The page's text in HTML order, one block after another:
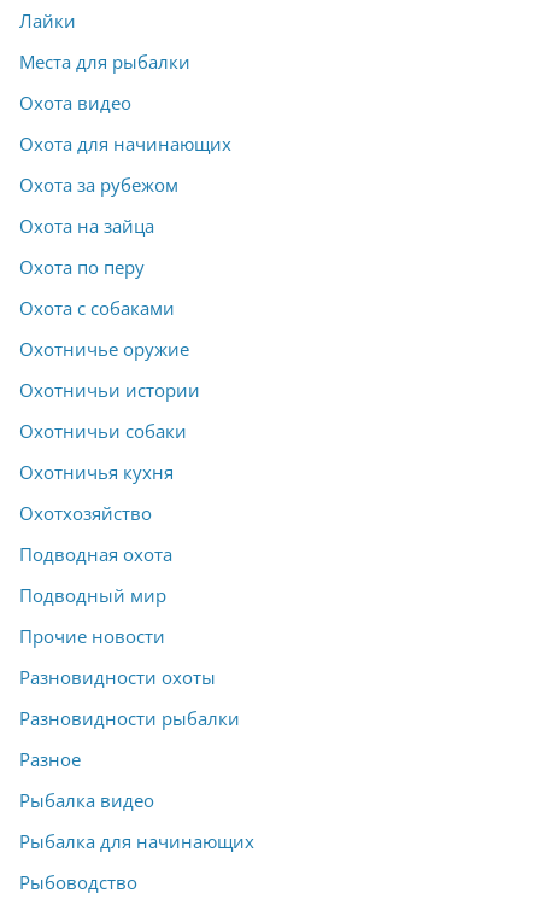
Лайки
Места для рыбалки
Охота видео
Охота для начинающих
Охота за рубежом
Охота на зайца
Охота по перу
Охота с собаками
Охотничье оружие
Охотничьи истории
Охотничьи собаки
Охотничья кухня
Охотхозяйство
Подводная охота
Подводный мир
Прочие новости
Разновидности охоты
Разновидности рыбалки
Разное
Рыбалка видео
Рыбалка для начинающих
Рыбоводство